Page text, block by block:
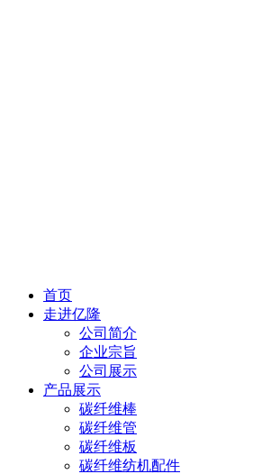
首页
走进亿隆
公司简介
企业宗旨
公司展示
产品展示
碳纤维棒
碳纤维管
碳纤维板
碳纤维纺机配件